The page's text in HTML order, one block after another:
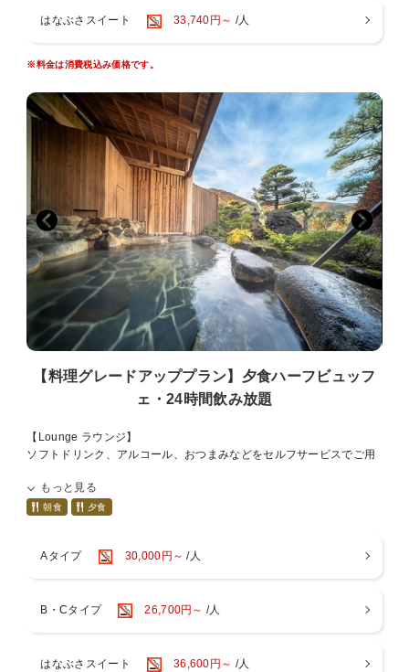
たは相当額を請求する場合がございます。
遠慮ください。
当施設では、焚き火台のセットをご用意しております。
お客様ご自身で薪をお持ち込みいただき当施設の焚き火台をご利用さ
れる場合でも、使用料として1，100円を頂戴しております。
■わんちゃんがご一緒の場合は下記の情報をご記入ください
・犬種 ・頭数 ・性別
ラウンジのお飲み物と合わせてお楽しみください。
※お食事付きのお子様にはお子様専用プレートをご用意させていただ
お子様もハーフビュッフェはご利用可能です。
※仕入状況により内容が変更となる場合がございます。
※食事会場は20時でクローズです。
■朝食 和食膳
朝食はお膳をご用意致します。（※ハーフビュッフェではございませ
ん）
【Lounge ラウンジ】
ソフトドリンク、アルコール、おつまみなどをセルフサービスでご用
意しております。
マッサージチェア【快王Ⅱ】無料でご利用いただけます。
・生ビール、焼酎 ウィスキー、リキュール、ソフトドリンク、ホット
バー、おつまみ、アイス
女性用大浴場にはミストサウナ
男性用大浴場にはドライサウナ完備
当館はオンライン画面上でチェックインしていただく場合がございま
す。
◆館内は禁煙です。喫煙スペースをご利用願います
※現地決済の際はチェックイン時のお会計となります
はなぶさスイート 33,740円～ /人
※料金は消費税込み価格です。
【料理グレードアッププラン】夕食ハーフビュッフ
ェ・24時間飲み放題
【Lounge ラウンジ】
ソフトドリンク、アルコール、おつまみなどをセルフサービスでご用
マッサージチェア【快王Ⅱ】無料でご利用いただけます。
生ビール、焼酎 ウィスキー、リキュール、ソフトドリンク、ホットバ
・お部屋に思手成し酒(720ml)1本がつきます。
【お食事】
もっと見る
朝食 夕食
Aタイプ 30,000円～ /人
B・Cタイプ 26,700円～ /人
はなぶさスイート 36,600円～ /人